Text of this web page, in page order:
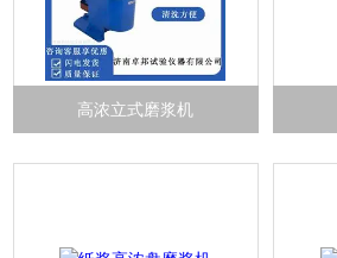
高浓立式磨浆机